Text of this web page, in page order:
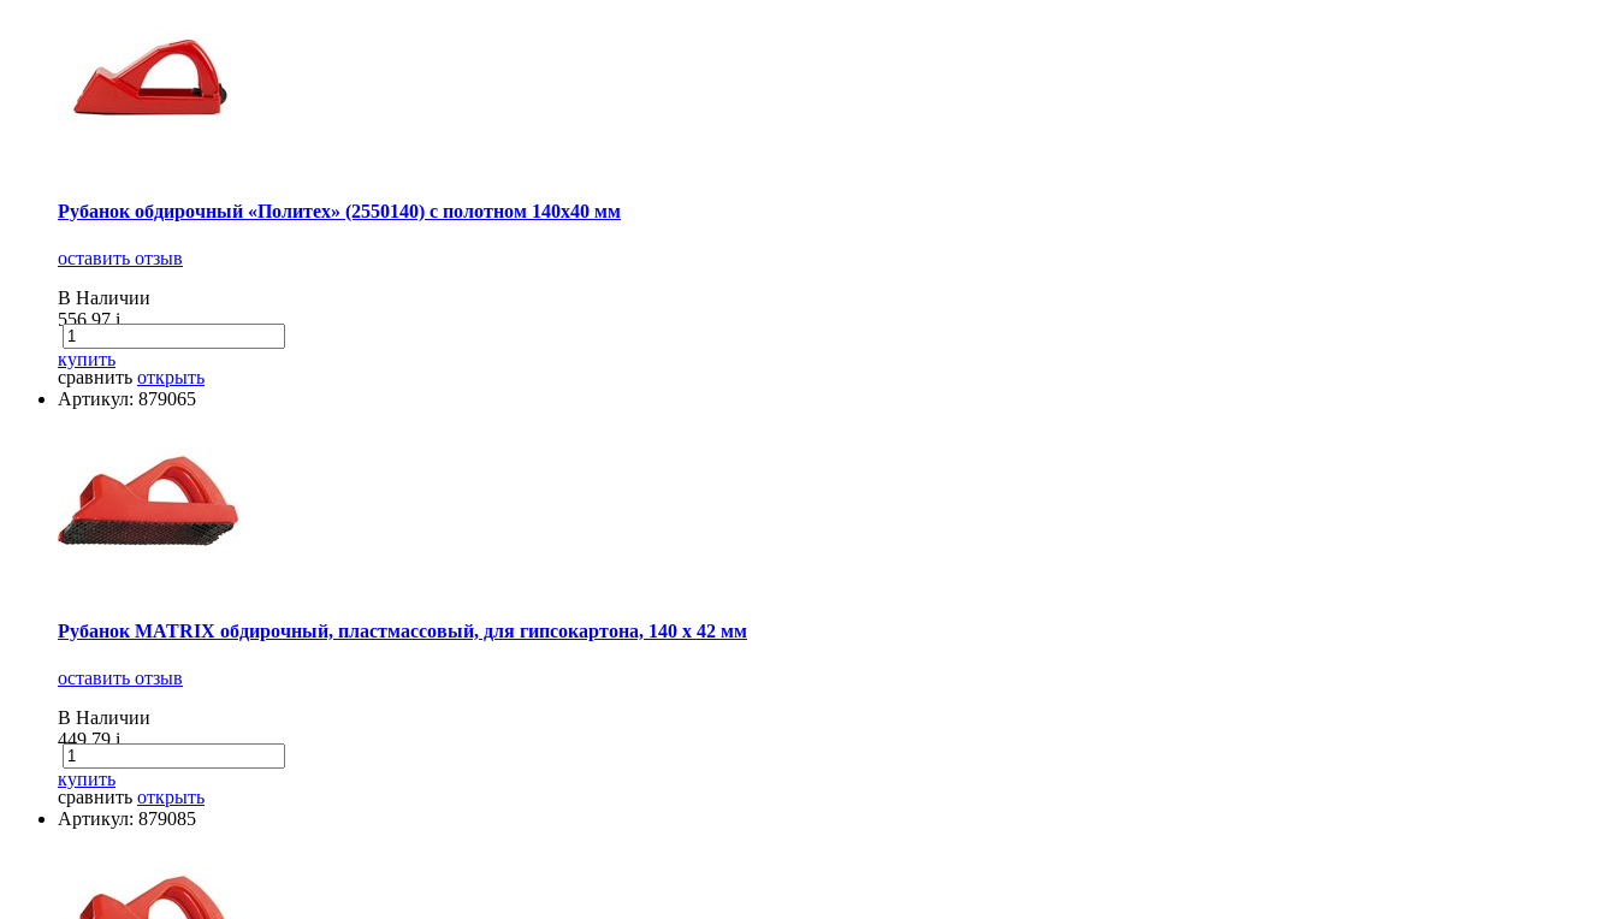
Рубанок обдирочный «Политех» (2550140) с полотном 140х40 мм
оставить отзыв
В Наличии
556.97i
купить
сравнить открыть
Артикул: 879065
Рубанок MATRIX обдирочный, пластмассовый, для гипсокартона, 140 х 42 мм
оставить отзыв
В Наличии
449.79i
купить
сравнить открыть
Артикул: 879085